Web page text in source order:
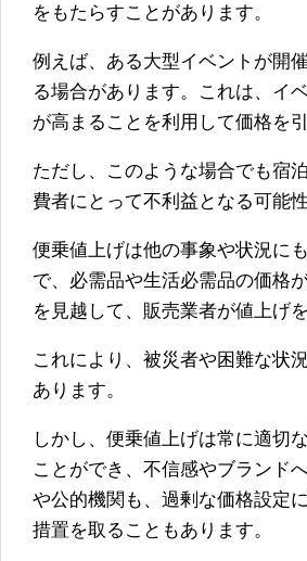
をもたらすことがあります。
例えば、ある大型イベントが開
る場合があります。これは、イ
が高まることを利用して価格を
ただし、このような場合でも宿
費者にとって不利益となる可能
便乗値上げは他の事象や状況に
で、必需品や生活必需品の価格
を見越して、販売業者が値上げ
これにより、被災者や困難な状
あります。
しかし、便乗値上げは常に適切
ことができ、不信感やブランド
や公的機関も、過剰な価格設定
措置を取ることもあります。